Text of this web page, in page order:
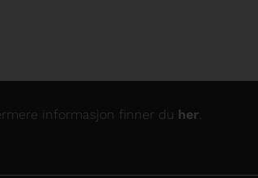
informasjon finner du her.